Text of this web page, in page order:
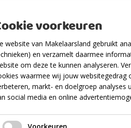
voorkeuren
website van Makelaarsland gebruikt
en verzamelt daarmee
om deze te kunnen analyseren.
waarmee wij jouw websitegedrag
markt- en doelgroep analyses
social media en online